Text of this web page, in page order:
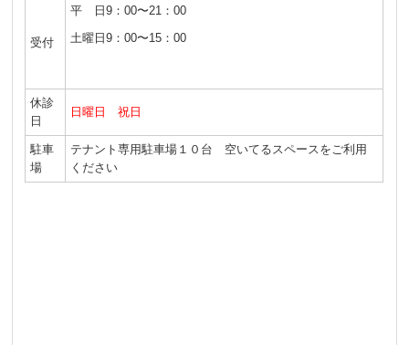
受付
平 日9：00〜21：00
土曜日9：00〜15：00
休診
日
日曜日 祝日
駐車
場
テナント専用駐車場１０台 空いてるスペースをご利用
ください